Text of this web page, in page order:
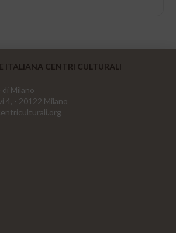
ITALIANA CENTRI CULTURALI
Milano
4, - 20122 Milano